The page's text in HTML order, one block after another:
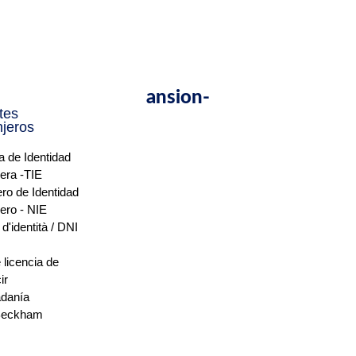
de Identidad
-TIE
de Identidad
- NIE
/ DNI
licencia de
seleccion@expansion-
people.com